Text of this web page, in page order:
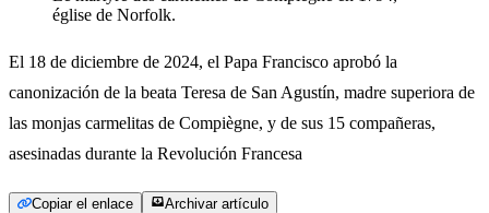
église de Norfolk.
El 18 de diciembre de 2024, el Papa Francisco aprobó la
canonización de la beata Teresa de San Agustín, madre superiora de
las monjas carmelitas de Compiègne, y de sus 15 compañeras,
asesinadas durante la Revolución Francesa
Copiar el enlace Archivar artículo